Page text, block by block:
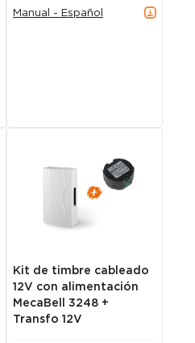
Manual - Español
Kit de timbre cableado
12V con alimentación
MecaBell 3248 +
Transfo 12V